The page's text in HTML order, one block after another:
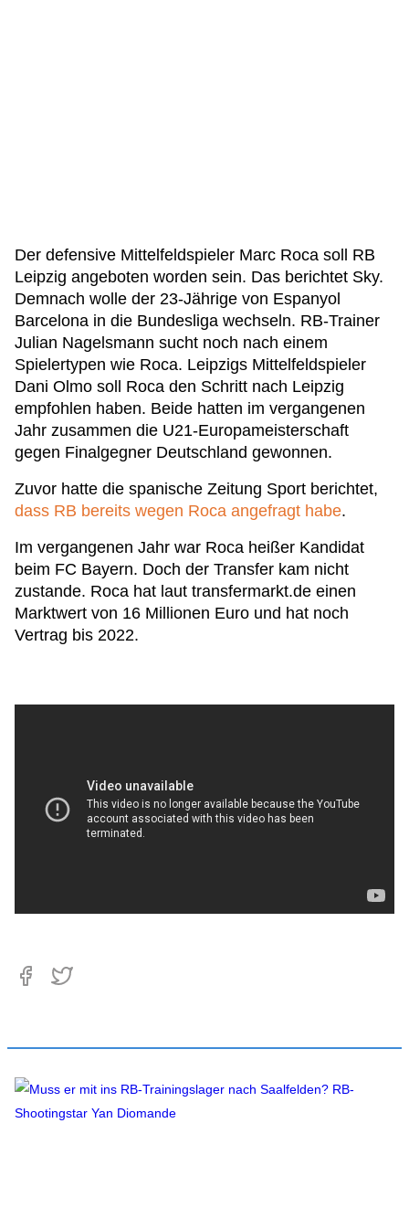
Der defensive Mittelfeldspieler Marc Roca soll RB
Leipzig angeboten worden sein. Das berichtet Sky.
Demnach wolle der 23-Jährige von Espanyol
Barcelona in die Bundesliga wechseln. RB-Trainer
Julian Nagelsmann sucht noch nach einem
Spielertypen wie Roca. Leipzigs Mittelfeldspieler
Dani Olmo soll Roca den Schritt nach Leipzig
empfohlen haben. Beide hatten im vergangenen
Jahr zusammen die U21-Europameisterschaft
gegen Finalgegner Deutschland gewonnen.
Zuvor hatte die spanische Zeitung Sport berichtet,
dass RB bereits wegen Roca angefragt habe.
Im vergangenen Jahr war Roca heißer Kandidat
beim FC Bayern. Doch der Transfer kam nicht
zustande. Roca hat laut transfermarkt.de einen
Marktwert von 16 Millionen Euro und hat noch
Vertrag bis 2022.